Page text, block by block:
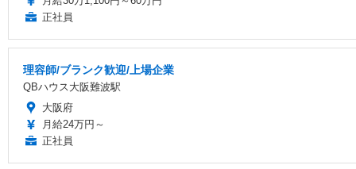
正社員
理容師/ブランク歓迎/上場企業
QBハウス大阪難波駅
大阪府
月給24万円～
正社員